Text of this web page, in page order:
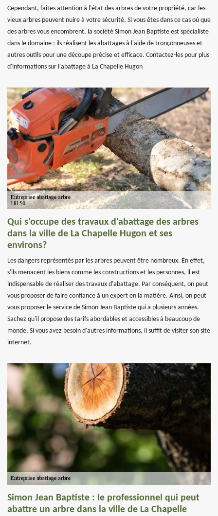
Cependant, faites attention à l'état des arbres de votre propriété, car les
vieux arbres peuvent nuire à votre sécurité. Si vous êtes dans ce cas où que
des arbres vous encombrent, la société Simon Jean Baptiste est spécialiste
dans le domaine : ils réalisent les abattages à l'aide de tronçonneuses et
autres outils pour une découpe précise et efficace. Contactez-les pour plus
d'informations sur l'abattage à La Chapelle Hugon
Qui s'occupe des travaux d'abattage des arbres
dans la ville de La Chapelle Hugon et ses
environs?
Les dangers représentés par les arbres peuvent être nombreux. En effet,
s'ils menacent les biens comme les constructions et les personnes, il est
indispensable de réaliser des travaux d'abattage. Par conséquent, on peut
vous proposer de faire confiance à un expert en la matière. Ainsi, on peut
vous proposer le service de Simon Jean Baptiste qui a plusieurs années.
Sachez qu'il propose des tarifs abordables et accessibles à beaucoup de
monde. Si vous avez besoin d'autres informations, il suffit de visiter son site
internet.
Simon Jean Baptiste : le professionnel qui peut
abattre un arbre dans la ville de La Chapelle